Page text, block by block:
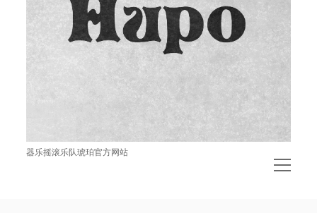
器乐摇滚乐队琥珀官方网站
open
menu